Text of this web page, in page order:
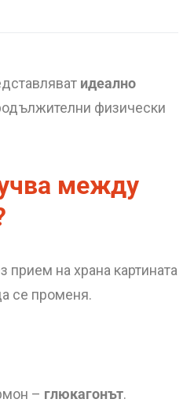
идеално
физически
между
прием на храна картината
се променя.
– глюкагонът.